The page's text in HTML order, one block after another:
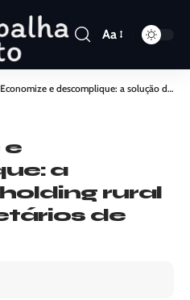
Aa
Economize e descomplique: a solução da holding rural para proprietários de terras!
e
a
rural
de